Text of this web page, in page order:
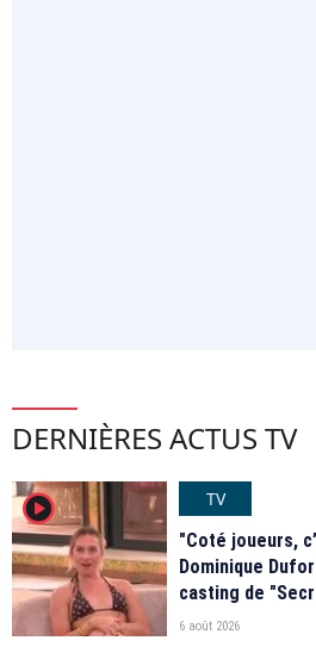
DERNIÈRES ACTUS TV
player2
TV
"Coté joueurs,
Dominique
casting de
6 août 2026